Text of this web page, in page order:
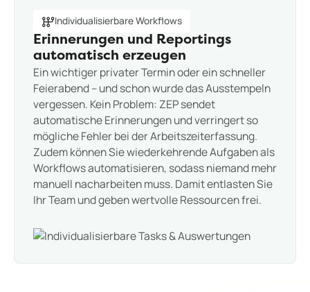
Individualisierbare Workflows
Erinnerungen und Reportings
automatisch erzeugen
Ein wichtiger privater Termin oder ein schneller
Feierabend – und schon wurde das Ausstempeln
vergessen. Kein Problem: ZEP sendet
automatische Erinnerungen und verringert so
mögliche Fehler bei der Arbeitszeiterfassung.
Zudem können Sie wiederkehrende Aufgaben als
Workflows automatisieren, sodass niemand mehr
manuell nacharbeiten muss. Damit entlasten Sie
Ihr Team und geben wertvolle Ressourcen frei.